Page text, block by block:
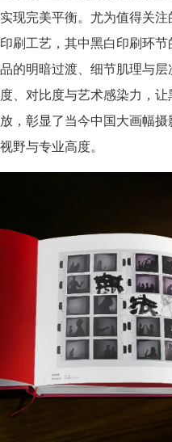
实现完美平衡。尤为值得关
印刷工艺，其中黑白印刷环
品的明暗过渡、细节肌理与
度、对比度与艺术感染力，
放，彰显了当今中国大画幅
视野与专业高度。